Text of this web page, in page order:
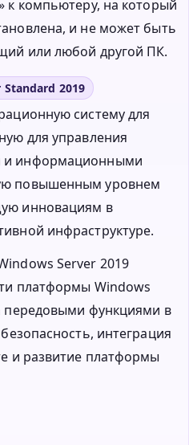
к компьютеру, на который
и не может быть
или любой другой ПК.
2019
систему для
для управления
и информационными
повышенным уровнем
инновациям в
инфраструктуре.
Server 2019
платформы Windows
передовыми функциями в
интеграция
и развитие платформы